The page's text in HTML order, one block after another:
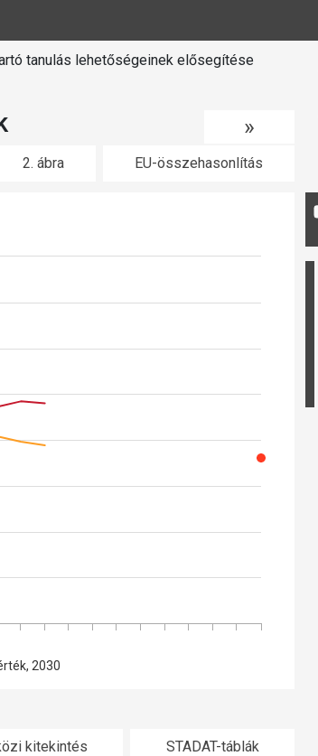
tanulás lehetőségeinek elősegítése
»
2. ábra EU-összehasonlítás
2030
kitekintés STADAT-táblák